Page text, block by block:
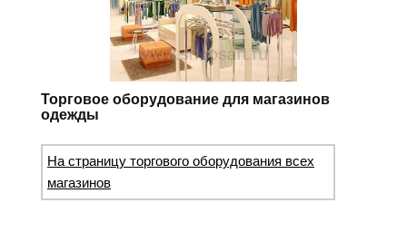
Торговое оборудование для магазинов
одежды
На страницу торгового оборудования всех
магазинов